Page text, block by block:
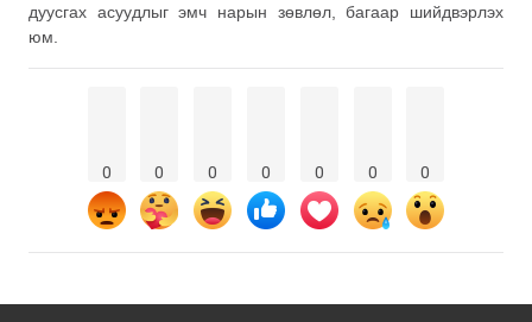
дуусгах асуудлыг эмч нарын зөвлөл, багаар шийдвэрлэх
юм.
0 0 0 0 0 0 0